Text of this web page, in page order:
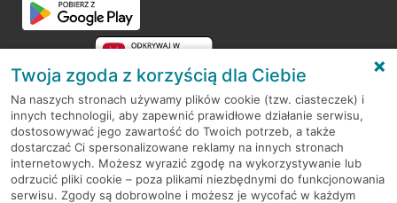
RODO
Regulamin serwisu
Mapa serwisu
Twoja zgoda z korzyścią dla Ciebie
Na naszych stronach używamy plików cookie (tzw. ciasteczek) i
innych technologii, aby zapewnić prawidłowe działanie serwisu,
dostosowywać jego zawartość do Twoich potrzeb, a także
dostarczać Ci spersonalizowane reklamy na innych stronach
internetowych. Możesz wyrazić zgodę na wykorzystywanie lub
odrzucić pliki cookie – poza plikami niezbędnymi do funkcjonowania
serwisu. Zgody są dobrowolne i możesz je wycofać w każdym